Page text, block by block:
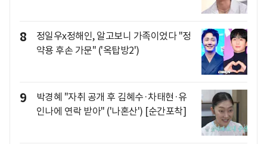
8
정일우x정해인, 알고보니 가족이었다 "정
약용 후손 가문" ('옥탑방2')
9
박경혜 "자취 공개 후 김혜수·차태현·유
인나에 연락 받아" ('나혼산') [순간포착]